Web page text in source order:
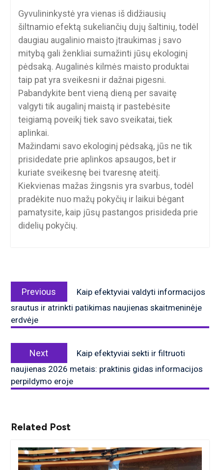
Gyvulininkystė yra vienas iš didžiausių
šiltnamio efektą sukeliančių dujų šaltinių, todėl
daugiau augalinio maisto įtraukimas į savo
mitybą gali ženkliai sumažinti jūsų ekologinį
pėdsaką. Augalinės kilmės maisto produktai
taip pat yra sveikesni ir dažnai pigesni.
Pabandykite bent vieną dieną per savaitę
valgyti tik augalinį maistą ir pastebėsite
teigiamą poveikį tiek savo sveikatai, tiek
aplinkai.
Mažindami savo ekologinį pėdsaką, jūs ne tik
prisidedate prie aplinkos apsaugos, bet ir
kuriate sveikesnę bei tvaresnę ateitį.
Kiekvienas mažas žingsnis yra svarbus, todėl
pradėkite nuo mažų pokyčių ir laikui bėgant
pamatysite, kaip jūsų pastangos prisideda prie
didelių pokyčių.
tarp
įrašų
Previous
Previous
post:
Kaip efektyviai valdyti informacijos
srautus ir atrinkti patikimas naujienas skaitmeninėje
erdvėje
Next
post:
Kaip efektyviai sekti ir filtruoti
naujienas 2026 metais: praktinis gidas informacijos
perpildymo eroje
Related Post